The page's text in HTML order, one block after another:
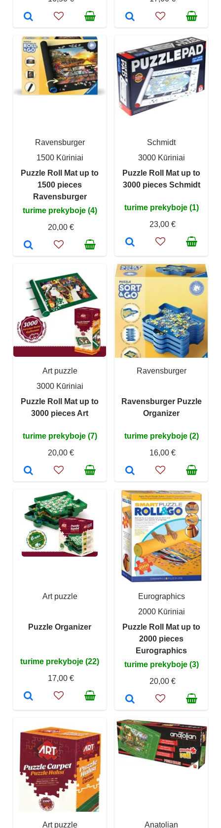
Ravensburger
1500 Kūriniai
Puzzle Roll Mat up to
1500 pieces
Ravensburger
turime prekyboje (4)
20,00 €
Schmidt
3000 Kūriniai
Puzzle Roll Mat up to
3000 pieces Schmidt
turime prekyboje (1)
23,00 €
Art puzzle
3000 Kūriniai
Puzzle Roll Mat up to
3000 pieces Art
turime prekyboje (7)
20,00 €
Ravensburger
Ravensburger Puzzle
Organizer
turime prekyboje (2)
16,00 €
Art puzzle
Puzzle Organizer
turime prekyboje (22)
17,00 €
Eurographics
2000 Kūriniai
Puzzle Roll Mat up to
2000 pieces
Eurographics
turime prekyboje (3)
20,00 €
Art puzzle
Anatolian